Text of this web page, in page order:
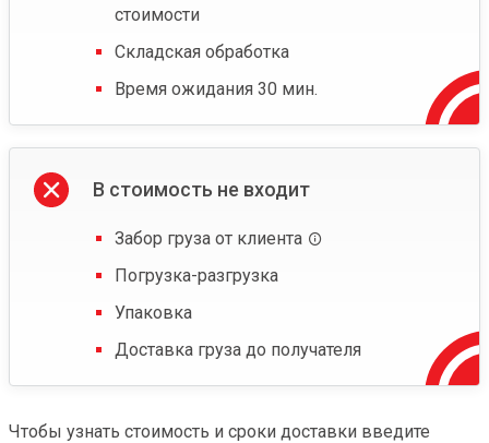
стоимости
Складская обработка
Время ожидания 30 мин.
В стоимость не входит
Забор груза от клиента
Погрузка-разгрузка
Упаковка
Доставка груза до получателя
Чтобы узнать стоимость и сроки доставки введите